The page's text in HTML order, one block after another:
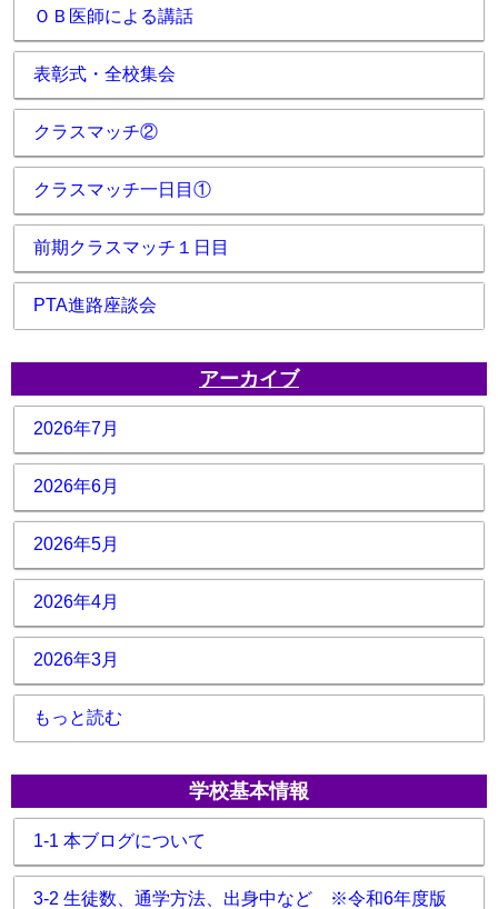
ＯＢ医師による講話
表彰式・全校集会
クラスマッチ②
クラスマッチ一日目①
前期クラスマッチ１日目
PTA進路座談会
アーカイブ
2026年7月
2026年6月
2026年5月
2026年4月
2026年3月
もっと読む
学校基本情報
1-1 本ブログについて
3-2 生徒数、通学方法、出身中など ※令和6年度版